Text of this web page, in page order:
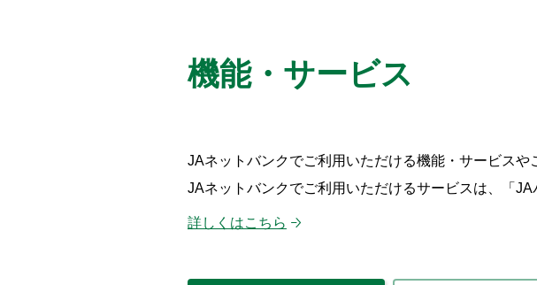
機能・サービス
JAネットバンクでご利用いただける機能・サービスや
JAネットバンクでご利用いただけるサービスは、「
詳しくはこちら